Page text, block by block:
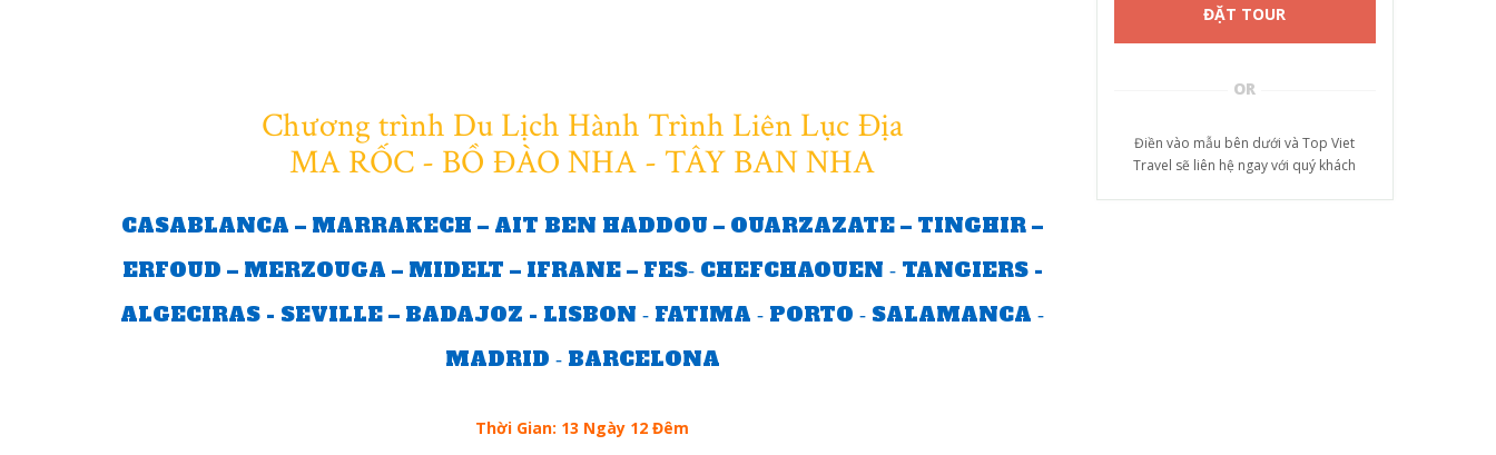
Chương trình Du Lịch Hành Trình Liên Lục Địa
MA RỐC - BỒ ĐÀO NHA - TÂY BAN NHA
CASABLANCA – MARRAKECH – AIT BEN HADDOU – OUARZAZATE – TINGHIR –
ERFOUD – MERZOUGA – MIDELT – IFRANE – FES‐ CHEFCHAOUEN ‐ TANGIERS -
ALGECIRAS - SEVILLE – BADAJOZ - LISBON ‐ FATIMA ‐ PORTO ‐ SALAMANCA ‐
MADRID ‐ BARCELONA
Thời Gian: 13 Ngày 12 Đêm
ĐẶT TOUR
OR
Điền vào mẫu bên dưới và Top Viet
Travel sẽ liên hệ ngay với quý khách